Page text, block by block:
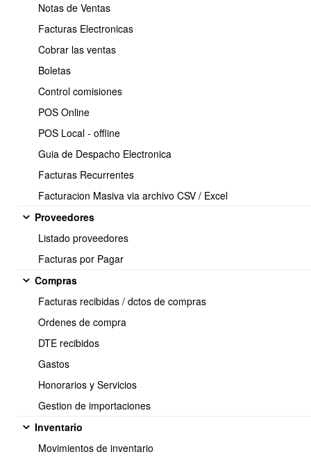
Notas de Ventas
Facturas Electronicas
Cobrar las ventas
Boletas
Control comisiones
POS Online
POS Local - offline
Guia de Despacho Electronica
Facturas Recurrentes
Facturacion Masiva via archivo CSV / Excel
Proveedores
Listado proveedores
Facturas por Pagar
Compras
Facturas recibidas / dctos de compras
Ordenes de compra
DTE recibidos
Gastos
Honorarios y Servicios
Gestion de importaciones
Inventario
Movimientos de inventario
Se le presenta el Panel de los Dte_recibidos, puede realizar la
busqueda por la categoria mas coveniente que desea en
BUSCAR,Selecciona y presiona
Desde este panel para pasar a Libro de compra en forma
Masiva, los puede marcar todos clickeando donde indica la flecha o
a continuación: